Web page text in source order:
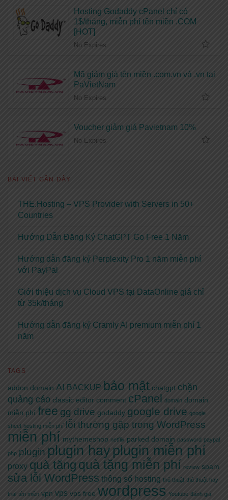
Hosting Godaddy cPanel chỉ có
1$/tháng, miễn phí tên miền .COM
[HOT]
No Expires
Mã giảm giá tên miền .com.vn và .vn tại
PaVietNam
No Expires
Voucher giảm giá Pavietnam 10%
No Expires
BÀI VIẾT GẦN ĐÂY
THE.Hosting – VPS Provider with Servers in 50+
Countries
Hướng Dẫn Đăng Ký ChatGPT Go Free 1 Năm
Hướng dẫn đăng ký Perplexity Pro 1 năm miễn phí
với PayPal
Giới thiệu dịch vụ Cloud VPS tại DataOnline giá chỉ
từ 35k/tháng
Hướng dẫn đăng ký Cramly AI premium miễn phí 1
năm
TAGS
addon domain AI BACKUP bảo mật chatgpt chặn
quảng cáo classic editor comment cPanel domain domain
miễn phí free gg drive godaddy google drive google
sheet hosting miễn phí lỗi thường gặp trong WordPress
miễn phí mythemeshop netflix parked domain password paypal
php plugin plugin hay plugin miễn phí
proxy quà tặng quà tặng miễn phí review spam
sửa lỗi WordPress thông số hosting thủ thuật thủ thuật hay
trial tên miền vpn vps vps free wordpress Youtube đánh giá